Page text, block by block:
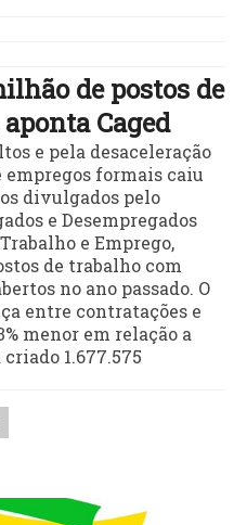
de postos de
Caged
e pela desaceleração
empregos formais caiu
divulgados pelo
e Desempregados
e Emprego,
de trabalho com
no ano passado. O
entre contratações e
menor em relação a
1.677.575